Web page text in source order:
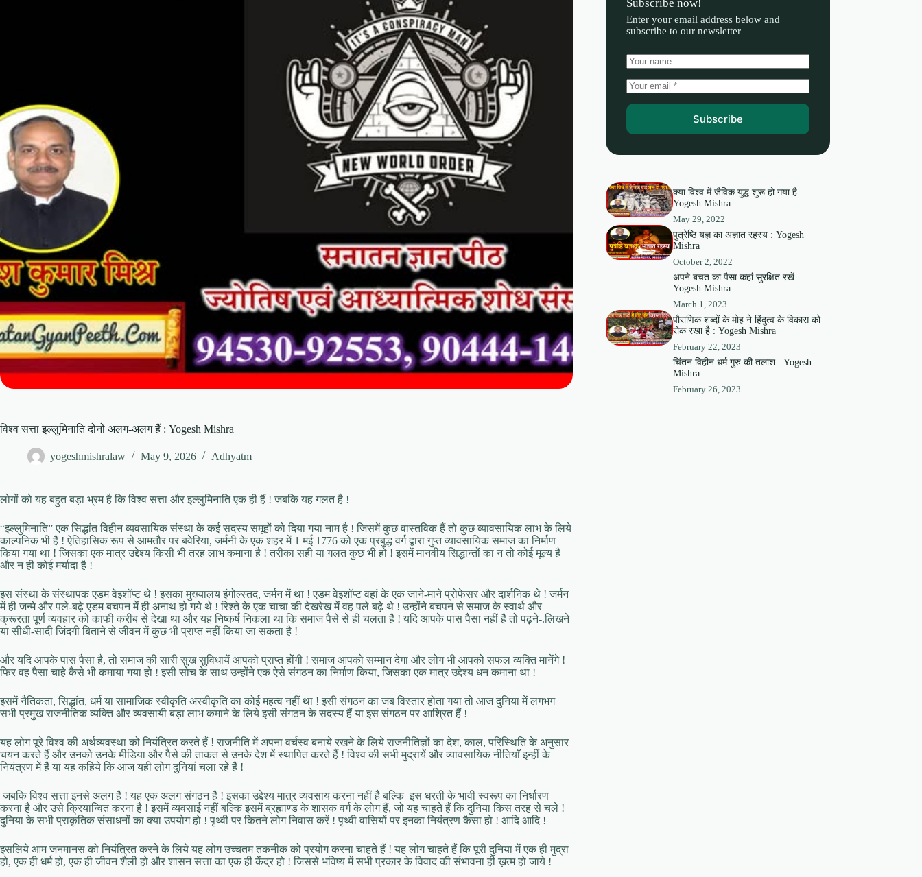
विश्व सत्ता इल्लुमिनाति दोनों अलग-अलग हैं : Yogesh Mishra
yogeshmishralaw May 9, 2026 Adhyatm
लोगों को यह बहुत बड़ा भ्रम है कि विश्व सत्ता और इल्लुमिनाति एक ही हैं ! जबकि यह गलत है !
“इल्लुमिनाति” एक सिद्धांत विहीन व्यवसायिक संस्था के कई सदस्य समूहों को दिया गया नाम है ! जिसमें कुछ वास्तविक हैं तो कुछ व्यावसायिक लाभ के लिये
काल्पनिक भी हैं ! ऐतिहासिक रूप से आमतौर पर बवेरिया, जर्मनी के एक शहर में 1 मई 1776 को एक प्रबुद्ध वर्ग द्वारा गुप्त व्यावसायिक समाज का निर्माण
किया गया था ! जिसका एक मात्र उद्देश्य किसी भी तरह लाभ कमाना है ! तरीका सही या गलत कुछ भी हो ! इसमें मानवीय सिद्धान्तों का न तो कोई मूल्य है
और न ही कोई मर्यादा है !
इस संस्था के संस्थापक एडम वेइशॉप्ट थे ! इसका मुख्यालय इंगोल्स्तद, जर्मन में था ! एडम वेइशॉप्ट वहां के एक जाने-माने प्रोफेसर और दार्शनिक थे ! जर्मन
में ही जन्मे और पले-बढ़े एडम बचपन में ही अनाथ हो गये थे ! रिश्ते के एक चाचा की देखरेख में वह पले बढ़े थे ! उन्होंने बचपन से समाज के स्वार्थ और
क्रूरता पूर्ण व्यवहार को काफी करीब से देखा था और यह निष्कर्ष निकला था कि समाज पैसे से ही चलता है ! यदि आपके पास पैसा नहीं है तो पढ़ने-.लिखने
या सीधी-सादी जिंदगी बिताने से जीवन में कुछ भी प्राप्त नहीं किया जा सकता है !
और यदि आपके पास पैसा है, तो समाज की सारी सुख सुविधायें आपको प्राप्त होंगी ! समाज आपको सम्मान देगा और लोग भी आपको सफल व्यक्ति मानेंगे !
फिर वह पैसा चाहे कैसे भी कमाया गया हो ! इसी सोच के साथ उन्होंने एक ऐसे संगठन का निर्माण किया, जिसका एक मात्र उद्देश्य धन कमाना था !
इसमें नैतिकता, सिद्धांत, धर्म या सामाजिक स्वीकृति अस्वीकृति का कोई महत्व नहीं था ! इसी संगठन का जब विस्तार होता गया तो आज दुनिया में लगभग
सभी प्रमुख राजनीतिक व्यक्ति और व्यवसायी बड़ा लाभ कमाने के लिये इसी संगठन के सदस्य हैं या इस संगठन पर आश्रित हैं !
यह लोग पूरे विश्व की अर्थव्यवस्था को नियंत्रित करते हैं ! राजनीति में अपना वर्चस्व बनाये रखने के लिये राजनीतिज्ञों का देश, काल, परिस्थिति के अनुसार
चयन करते हैं और उनको उनके मीडिया और पैसे की ताकत से उनके देश में स्थापित करते हैं ! विश्व की सभी मुद्रायें और व्यावसायिक नीतियाँ इन्हीं के
नियंत्रण में हैं या यह कहिये कि आज यही लोग दुनियां चला रहे हैं !
जबकि विश्व सत्ता इनसे अलग है ! यह एक अलग संगठन है ! इसका उद्देश्य मात्र व्यवसाय करना नहीं है बल्कि इस धरती के भावी स्वरूप का निर्धारण
करना है और उसे क्रियान्वित करना है ! इसमें व्यवसाई नहीं बल्कि इसमें ब्रह्माण्ड के शासक वर्ग के लोग हैं, जो यह चाहते हैं कि दुनिया किस तरह से चले !
दुनिया के सभी प्राकृतिक संसाधनों का क्या उपयोग हो ! पृथ्वी पर कितने लोग निवास करें ! पृथ्वी वासियों पर इनका नियंत्रण कैसा हो ! आदि आदि !
इसलिये आम जनमानस को नियंत्रित करने के लिये यह लोग उच्चतम तकनीक को प्रयोग करना चाहते हैं ! यह लोग चाहते हैं कि पूरी दुनिया में एक ही मुद्रा
हो, एक ही धर्म हो, एक ही जीवन शैली हो और शासन सत्ता का एक ही केंद्र हो ! जिससे भविष्य में सभी प्रकार के विवाद की संभावना ही ख़त्म हो जाये !
Subscribe now!
Enter your email address below and
subscribe to our newsletter
Subscribe
क्या विश्व में जैविक युद्ध शुरू हो गया है :
Yogesh Mishra
May 29, 2022
पुत्रेष्ठि यज्ञ का अज्ञात रहस्य : Yogesh
Mishra
October 2, 2022
अपने बचत का पैसा कहां सुरक्षित रखें :
Yogesh Mishra
March 1, 2023
पौराणिक शब्दों के मोह ने हिंदुत्व के विकास को
रोक रखा है : Yogesh Mishra
February 22, 2023
चिंतन विहीन धर्म गुरु की तलाश : Yogesh
Mishra
February 26, 2023